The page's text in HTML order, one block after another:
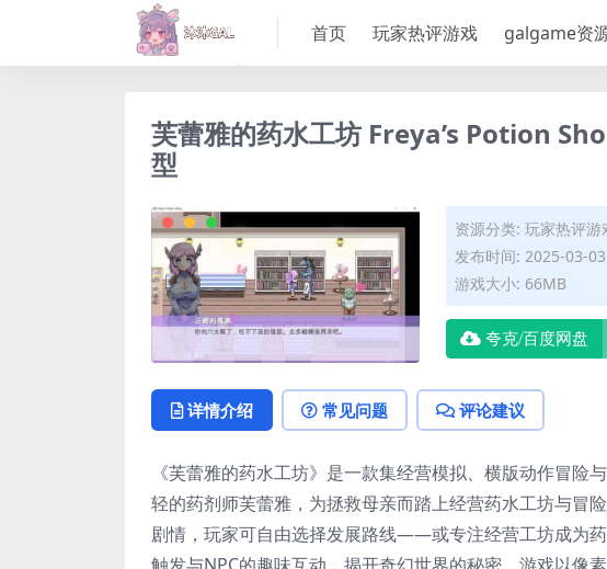
首页 玩家热评游戏 galgame资
芙蕾雅的药水工坊 Freya’s Potion
型
资源分类: 玩家热评游
发布时间: 2025-03-03
游戏大小: 66MB
夸克/百度网盘
详情介绍 常见问题 评论建议
《芙蕾雅的药水工坊》是一款集经营模拟、横版动作冒
轻的药剂师芙蕾雅，为拯救母亲而踏上经营药水工坊与冒
剧情，玩家可自由选择发展路线——或专注经营工坊成为